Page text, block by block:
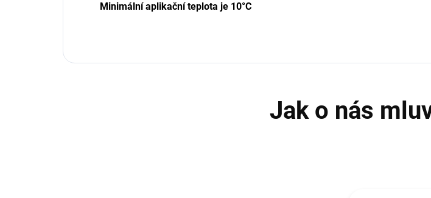
Minimální aplikační teplota je 10°C